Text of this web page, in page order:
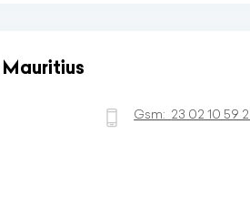
Gsm: 23 02 10 59